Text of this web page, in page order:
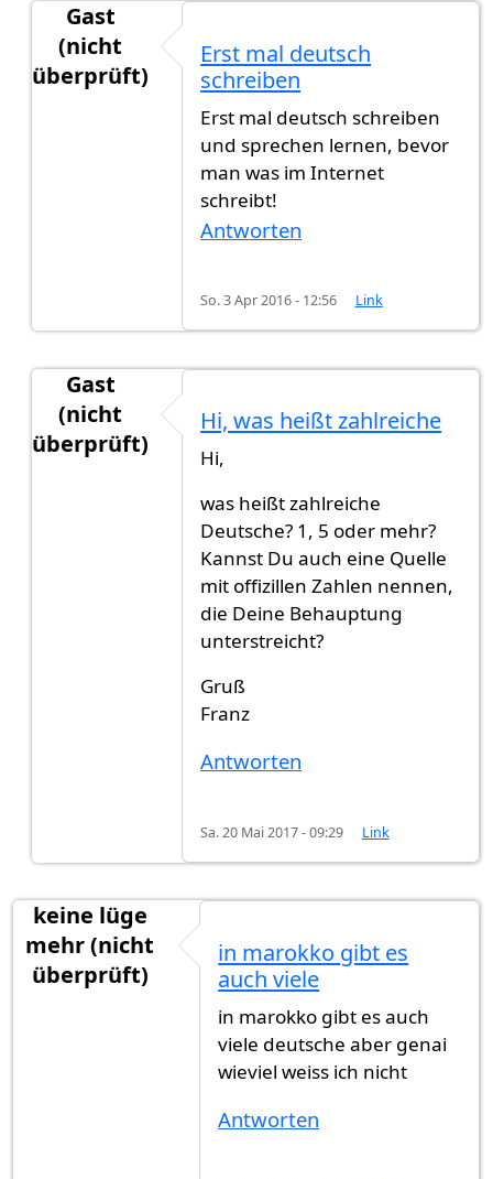
Gast
(nicht
überprüft)
Auch in ost europische von
Erst mal deutsch
schreiben
Erst mal deutsch schreiben
und sprechen lernen, bevor
man was im Internet
schreibt!
Antworten
So. 3 Apr 2016 - 12:56 Link
Gast
(nicht
überprüft)
Auch in ost europische
Hi, was heißt zahlreiche
Hi,
was heißt zahlreiche
Deutsche? 1, 5 oder mehr?
Kannst Du auch eine Quelle
mit offizillen Zahlen nennen,
die Deine Behauptung
unterstreicht?
Gruß
Franz
Antworten
Sa. 20 Mai 2017 - 09:29 Link
keine lüge
mehr (nicht
überprüft)
in marokko gibt es
auch viele
in marokko gibt es auch
viele deutsche aber genai
wieviel weiss ich nicht
Antworten